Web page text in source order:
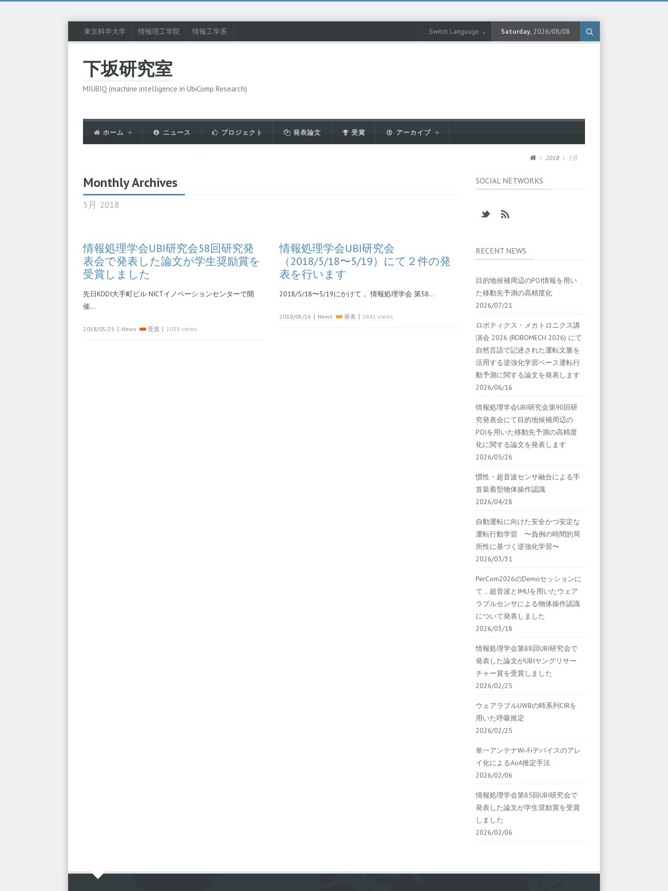
Saturday, 2026/08/08
東京科学大学 情報理工学院 情報工学系 Switch Language
下坂研究室
MIUBIQ (machine intelligence in UbiComp Research)
ホーム ニュース プロジェクト 発表論文 受賞 アーカイブ
2018 5月
Monthly Archives
5月 2018
情報処理学会UBI研究会58回研究発
表会で発表した論文が学生奨励賞を
受賞しました
先日KDDI大手町ビル NICTイノベーションセンターで開
催…
2018/05/25 | News 受賞 | 2039 views
情報処理学会UBI研究会
（2018/5/18〜5/19）にて２件の発
表を行います
2018/5/18〜5/19にかけて， 情報処理学会 第58…
2018/05/16 | News 発表 | 1841 views
SOCIAL NETWORKS
RECENT NEWS
目的地候補周辺のPOI情報を用い
た移動先予測の高精度化
2026/07/21
ロボティクス・メカトロニクス講
演会 2026 (ROBOMECH 2026) にて
自然言語で記述された運転文脈を
活用する逆強化学習ベース運転行
動予測に関する論文を発表します
2026/06/16
情報処理学会UBI研究会第90回研
究発表会にて目的地候補周辺の
POIを用いた移動先予測の高精度
化に関する論文を発表します
2026/05/26
慣性・超音波センサ融合による手
首装着型物体操作認識
2026/04/28
自動運転に向けた安全かつ安定な
運転行動学習 〜負例の時間的局
所性に基づく逆強化学習〜
2026/03/31
PerCom2026のDemoセッションに
て，超音波とIMUを用いたウェア
ラブルセンサによる物体操作認識
について発表しました
2026/03/18
情報処理学会第88回UBI研究会で
発表した論文がUBIヤングリサー
チャー賞を受賞しました
2026/02/25
ウェアラブルUWBの時系列CIRを
用いた呼吸推定
2026/02/25
単一アンテナWi-Fiデバイスのアレ
イ化によるAoA推定手法
2026/02/06
情報処理学会第85回UBI研究会で
発表した論文が学生奨励賞を受賞
しました
2026/02/06